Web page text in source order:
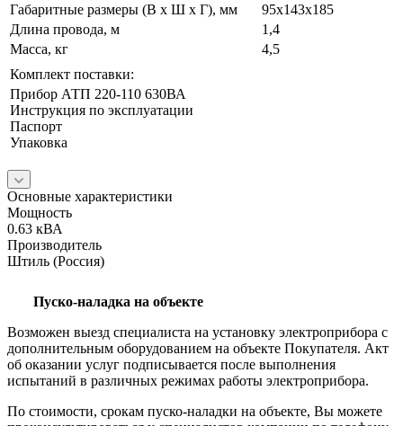
Габаритные размеры (В х Ш х Г), мм
95x143x185
Длина провода, м
1,4
Масса, кг
4,5
Комплект поставки:
Прибор АТП 220-110 630ВА
Инструкция по эксплуатации
Паспорт
Упаковка
Основные характеристики
Мощность
0.63 кВА
Производитель
Штиль (Россия)
Пуско-наладка на объекте
Возможен выезд специалиста на установку электроприбора с
дополнительным оборудованием на объекте Покупателя. Акт
об оказании услуг подписывается после выполнения
испытаний в различных режимах работы электроприбора.
По стоимости, срокам пуско-наладки на объекте, Вы можете